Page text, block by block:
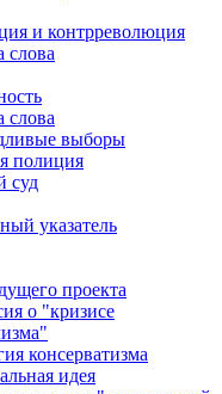
и контрреволюция
слова
слова
выборы
полиция
суд
указатель
проекта
о "кризисе
консерватизма
идея